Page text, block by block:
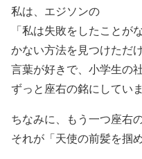
私は、エジソンの
「私は失敗をしたことが
かない方法を見つけただ
言葉が好きで、小学生の
ずっと座右の銘にしていま
ちなみに、もう一つ座右
それが「天使の前髪を掴